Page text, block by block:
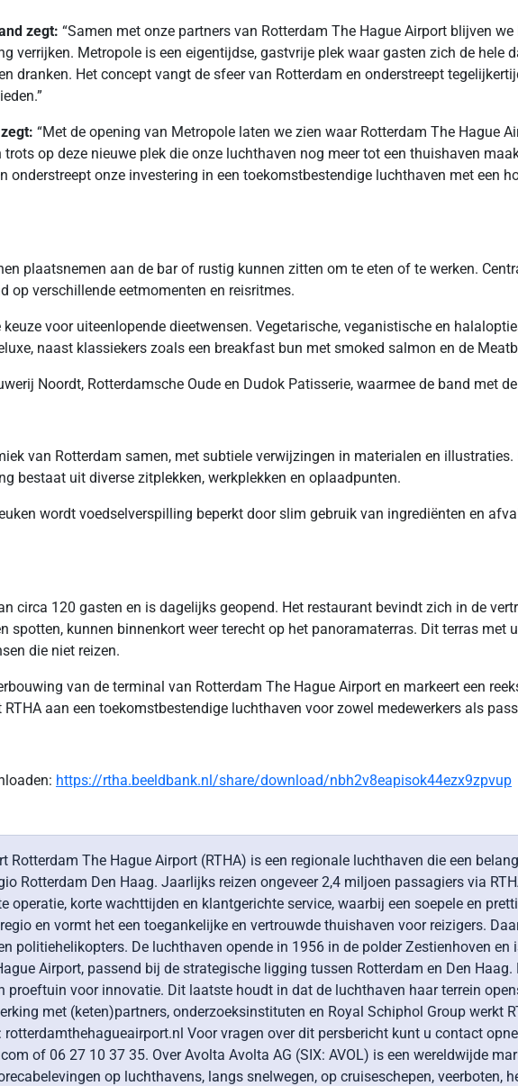
zegt: “Samen met onze partners van Rotterdam The Hague Airport blijven
verrijken. Metropole is een eigentijdse, gastvrije plek waar gasten zich de hele
dranken. Het concept vangt de sfeer van Rotterdam en onderstreept
“Met de opening van Metropole laten we zien waar Rotterdam The Hague
op deze nieuwe plek die onze luchthaven nog meer tot een thuishaven
onze investering in een toekomstbestendige luchthaven met een
plaatsnemen aan de bar of rustig kunnen zitten om te eten of te werken.
op verschillende eetmomenten en reisritmes.
voor uiteenlopende dieetwensen. Vegetarische, veganistische en
naast klassiekers zoals een breakfast bun met smoked salmon en de
Noordt, Rotterdamsche Oude en Dudok Patisserie, waarmee de band met
van Rotterdam samen, met subtiele verwijzingen in materialen en
bestaat uit diverse zitplekken, werkplekken en oplaadpunten.
wordt voedselverspilling beperkt door slim gebruik van ingrediënten en
circa 120 gasten en is dagelijks geopend. Het restaurant bevindt zich in de
spotten, kunnen binnenkort weer terecht op het panoramaterras. Dit terras
die niet reizen.
van de terminal van Rotterdam The Hague Airport en markeert een
aan een toekomstbestendige luchthaven voor zowel medewerkers als
https://rtha.beeldbank.nl/share/download/nbh2v8eapisok44ezx9zpvup
Rotterdam The Hague Airport (RTHA) is een regionale luchthaven die een
Rotterdam Den Haag. Jaarlijks reizen ongeveer 2,4 miljoen passagiers via
korte wachttijden en klantgerichte service, waarbij een soepele en
en vormt het een toegankelijke en vertrouwde thuishaven voor reizigers.
politiehelikopters. De luchthaven opende in 1956 in de polder Zestienhoven
Airport, passend bij de strategische ligging tussen Rotterdam en Den
proeftuin voor innovatie. Dit laatste houdt in dat de luchthaven haar terrein
met (keten)partners, onderzoeksinstituten en Royal Schiphol Group werkt
Voor vragen over dit persbericht kunt u contact
of 06 27 10 37 35. Over Avolta Avolta AG (SIX: AVOL) is een wereldwijde
op luchthavens, langs snelwegen, op cruiseschepen, veerboten,